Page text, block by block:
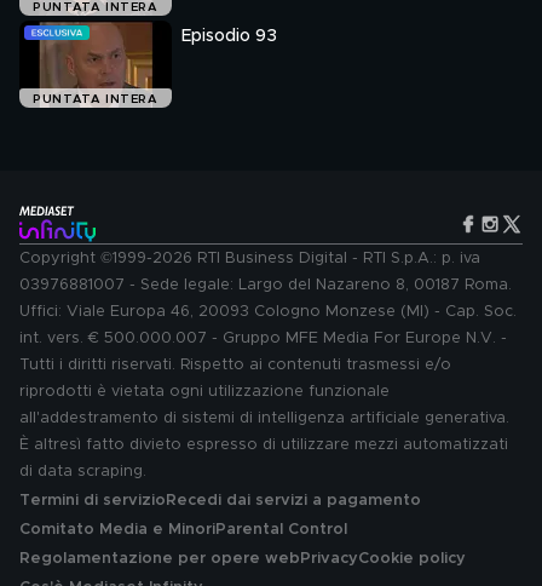
PUNTATA INTERA
PUNTATA INTERA
Episodio 93
Copyright ©1999-2026 RTI Business Digital - RTI S.p.A.: p. iva
03976881007 - Sede legale: Largo del Nazareno 8, 00187 Roma.
Uffici: Viale Europa 46, 20093 Cologno Monzese (MI) - Cap. Soc.
int. vers. € 500.000.007 - Gruppo MFE Media For Europe N.V. -
Tutti i diritti riservati. Rispetto ai contenuti trasmessi e/o
riprodotti è vietata ogni utilizzazione funzionale
all'addestramento di sistemi di intelligenza artificiale generativa.
È altresì fatto divieto espresso di utilizzare mezzi automatizzati
di data scraping.
Termini di servizio Recedi dai servizi a pagamento
Comitato Media e MinoriParental Control
Regolamentazione per opere web PrivacyCookie policy